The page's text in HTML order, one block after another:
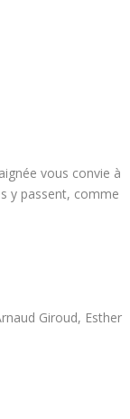
vous convie à
y passent, comme
Giroud, Esther